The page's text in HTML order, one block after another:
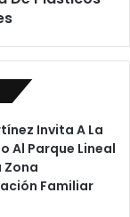
Invita A La
Al Parque Lineal
Zona
Familiar